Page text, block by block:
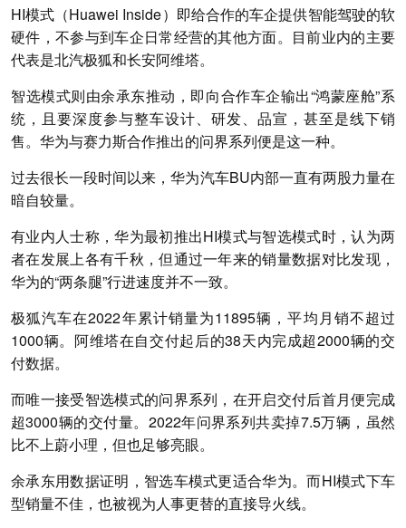
HI模式（Huawei Inside）即给合作的车企提供智能驾驶的软
硬件，不参与到车企日常经营的其他方面。目前业内的主要
代表是北汽极狐和长安阿维塔。
智选模式则由余承东推动，即向合作车企输出“鸿蒙座舱”系
统，且要深度参与整车设计、研发、品宣，甚至是线下销
售。华为与赛力斯合作推出的问界系列便是这一种。
过去很长一段时间以来，华为汽车BU内部一直有两股力量在
暗自较量。
有业内人士称，华为最初推出HI模式与智选模式时，认为两
者在发展上各有千秋，但通过一年来的销量数据对比发现，
华为的“两条腿”行进速度并不一致。
极狐汽车在2022年累计销量为11895辆，平均月销不超过
1000辆。阿维塔在自交付起后的38天内完成超2000辆的交
付数据。
而唯一接受智选模式的问界系列，在开启交付后首月便完成
超3000辆的交付量。2022年问界系列共卖掉7.5万辆，虽然
比不上蔚小理，但也足够亮眼。
余承东用数据证明，智选车模式更适合华为。而HI模式下车
型销量不佳，也被视为人事更替的直接导火线。